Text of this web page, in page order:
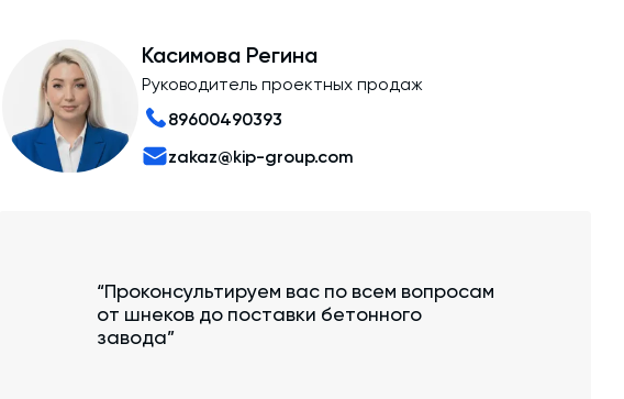
Касимова Регина
Руководитель проектных продаж
89600490393
zakaz@kip-group.com
“Проконсультируем вас по всем вопросам
от шнеков до поставки бетонного
завода”